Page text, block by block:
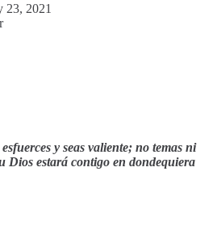
23, 2021
y seas valiente; no temas ni
Dios estará contigo en dondequiera